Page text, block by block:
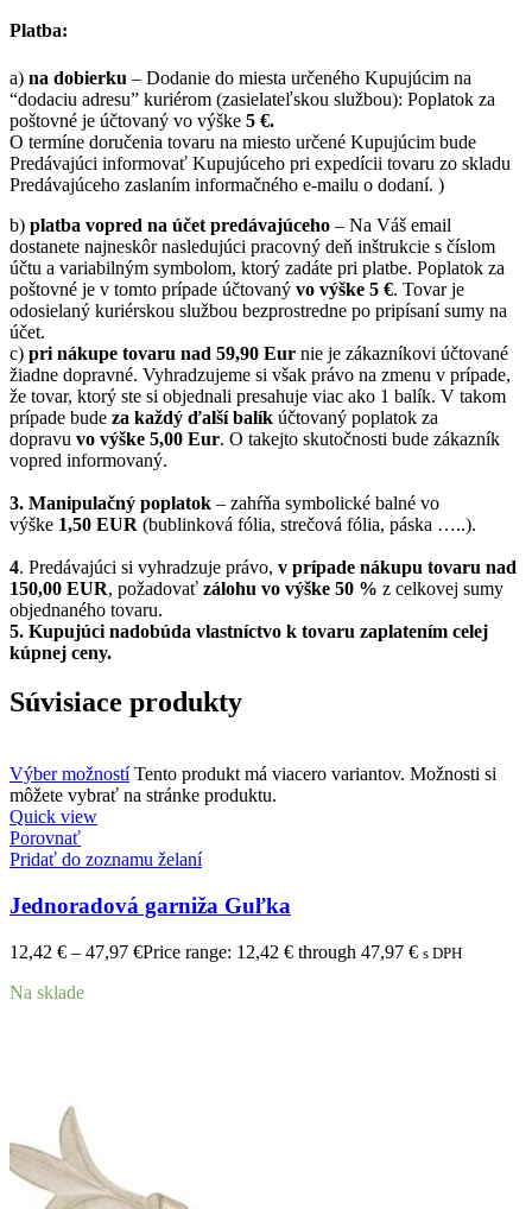
Platba:
a) na dobierku – Dodanie do miesta určeného Kupujúcim na
“dodaciu adresu” kuriérom (zasielateľskou službou): Poplatok za
poštovné je účtovaný vo výške 5 €.
O termíne doručenia tovaru na miesto určené Kupujúcim bude
Predávajúci informovať Kupujúceho pri expedícii tovaru zo skladu
Predávajúceho zaslaním informačného e-mailu o dodaní. )
b) platba vopred na účet predávajúceho – Na Váš email
dostanete najneskôr nasledujúci pracovný deň inštrukcie s číslom
účtu a variabilným symbolom, ktorý zadáte pri platbe. Poplatok za
poštovné je v tomto prípade účtovaný vo výške 5 €. Tovar je
odosielaný kuriérskou službou bezprostredne po pripísaní sumy na
účet.
c) pri nákupe tovaru nad 59,90 Eur nie je zákazníkovi účtované
žiadne dopravné. Vyhradzujeme si však právo na zmenu v prípade,
že tovar, ktorý ste si objednali presahuje viac ako 1 balík. V takom
prípade bude za každý ďalší balík účtovaný poplatok za
dopravu vo výške 5,00 Eur. O takejto skutočnosti bude zákazník
vopred informovaný.
3. Manipulačný poplatok – zahŕňa symbolické balné vo
výške 1,50 EUR (bublinková fólia, strečová fólia, páska …..).
4. Predávajúci si vyhradzuje právo, v prípade nákupu tovaru nad
150,00 EUR, požadovať zálohu vo výške 50 % z celkovej sumy
objednaného tovaru.
5. Kupujúci nadobúda vlastníctvo k tovaru zaplatením celej
kúpnej ceny.
Súvisiace produkty
Výber možností Tento produkt má viacero variantov. Možnosti si
môžete vybrať na stránke produktu.
Quick view
Porovnať
Pridať do zoznamu želaní
Jednoradová garniža Guľka
12,42 € – 47,97 €Price range: 12,42 € through 47,97 € s DPH
Na sklade